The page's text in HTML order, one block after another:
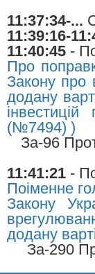
11:37:34-...
11:39:16-
11:40:45 -
Про
Закону про
додану
(№7494) )
За-96
11:41:21 -
Поіменне
Закону
додану
За-290